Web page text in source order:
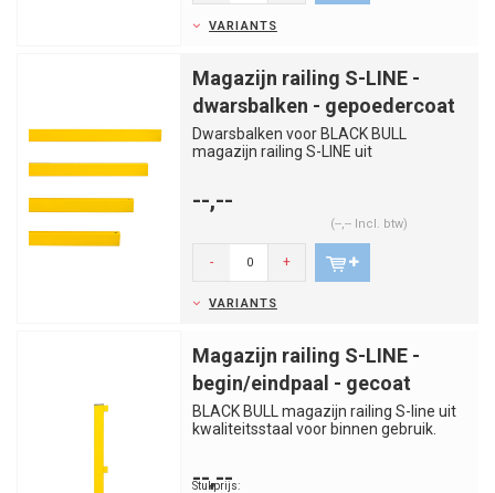
VARIANTS
Magazijn railing S-LINE -
dwarsbalken - gepoedercoat
Dwarsbalken voor BLACK BULL
magazijn railing S-LINE uit
--,--
(--,-- Incl. btw)
- +
VARIANTS
Magazijn railing S-LINE -
begin/eindpaal - gecoat
BLACK BULL magazijn railing S-line uit
kwaliteitsstaal voor binnen gebruik.
--,--
Stukprijs: